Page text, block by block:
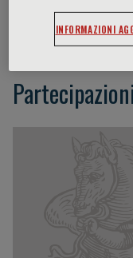
Ciechanover
INFORMAZIONI